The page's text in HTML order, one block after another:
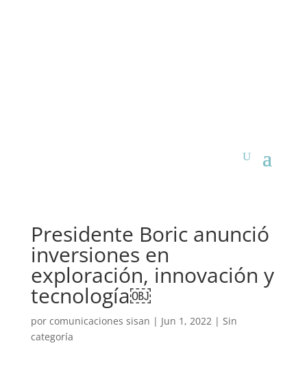
Presidente Boric anunció
inversiones en
exploración, innovación y
tecnología￼
por comunicaciones sisan | Jun 1, 2022| Sin
categoría